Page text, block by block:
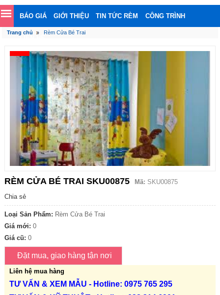
BÁO GIÁ GIỚI THIỆU TIN TỨC RÈM CÔNG TRÌNH
Trang chủ Rèm Cửa Bé Trai
RÈM CỬA BÉ TRAI SKU00875 Mã: SKU00875
Chia sẻ
Loại Sản Phẩm: Rèm Cửa Bé Trai
Giá mới: 0
Giá cũ: 0
Liên hệ mua hàng
TƯ VẤN & XEM MẪU - Hotline: 0975 765 295